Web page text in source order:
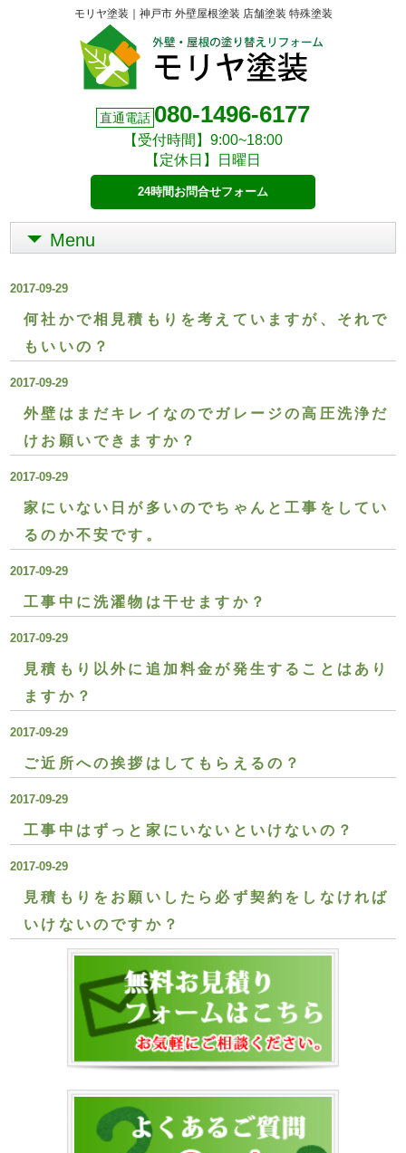
モリヤ塗装｜神戸市 外壁屋根塗装 店舗塗装 特殊塗装
直通電話 080-1496-6177
【受付時間】9:00~18:00
【定休日】日曜日
24時間お問合せフォーム
Menu
2017-09-29
何社かで相見積もりを考えていますが、それで
もいいの？
2017-09-29
外壁はまだキレイなのでガレージの高圧洗浄だ
けお願いできますか？
2017-09-29
家にいない日が多いのでちゃんと工事をしてい
るのか不安です。
2017-09-29
工事中に洗濯物は干せますか？
2017-09-29
見積もり以外に追加料金が発生することはあり
ますか？
2017-09-29
ご近所への挨拶はしてもらえるの？
2017-09-29
工事中はずっと家にいないといけないの？
2017-09-29
見積もりをお願いしたら必ず契約をしなければ
いけないのですか？